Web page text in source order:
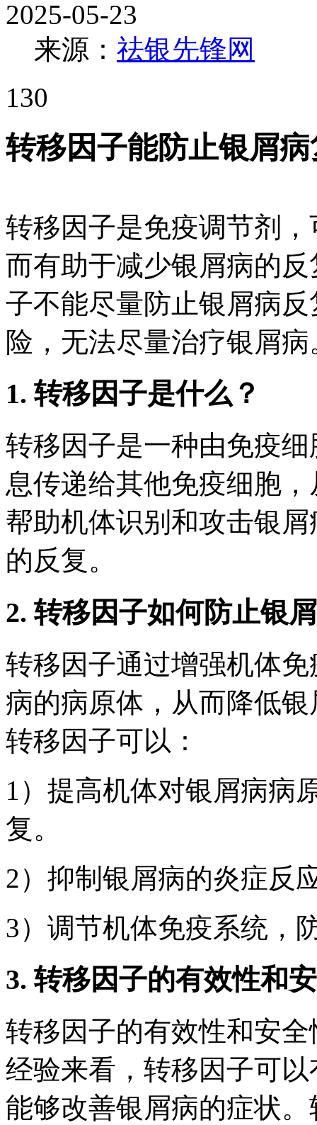
2025-05-23
来源： 祛银先锋网
130
转移因子能防止银屑
转移因子是免疫调节剂
而有助于减少银屑病的
子不能尽量防止银屑病
险，无法尽量治疗银屑病
1. 转移因子是什么？
转移因子是一种由免疫
息传递给其他免疫细胞
帮助机体识别和攻击银
的反复。
2. 转移因子如何防止银
转移因子通过增强机体
病的病原体，从而降低
转移因子可以：
1）提高机体对银屑病病
复。
2）抑制银屑病的炎症反
3）调节机体免疫系统，
3. 转移因子的有效性和
转移因子的有效性和安
经验来看，转移因子可
能够改善银屑病的症状